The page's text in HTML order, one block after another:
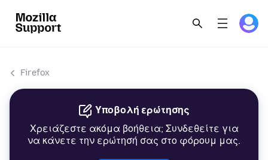
Firefox
Υποβολή ερώτησης
Χρειάζεστε ακόμα βοήθεια; Συνδεθείτε για
να κάνετε την ερώτησή σας στο φόρουμ μας.